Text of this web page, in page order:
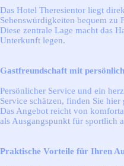
Das Hotel Theresientor liegt
Sehenswürdigkeiten bequem zu
Diese zentrale Lage macht das
Unterkunft legen.
Gastfreundschaft mit
Persönlicher Service und ein
Service schätzen, finden Sie
Das Angebot reicht von
als Ausgangspunkt für sportlich
Praktische Vorteile für Ihren